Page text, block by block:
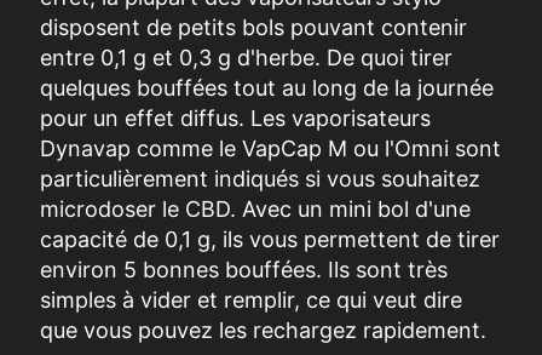
disposent de petits bols pouvant contenir
entre 0,1 g et 0,3 g d'herbe. De quoi tirer
quelques bouffées tout au long de la journée
pour un effet diffus. Les vaporisateurs
Dynavap comme le VapCap M ou l'Omni sont
particulièrement indiqués si vous souhaitez
microdoser le CBD. Avec un mini bol d'une
capacité de 0,1 g, ils vous permettent de tirer
environ 5 bonnes bouffées. Ils sont très
simples à vider et remplir, ce qui veut dire
que vous pouvez les rechargez rapidement.